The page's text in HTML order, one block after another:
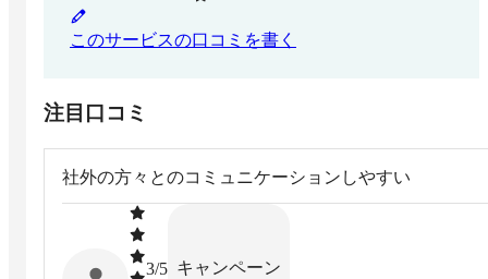
このサービスの口コミを書く
注目口コミ
社外の方々とのコミュニケーションしやすい
3/5 キャンペーン